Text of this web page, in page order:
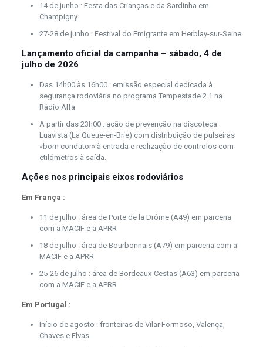
14 de junho : Festa das Crianças e da Sardinha em
Champigny
27-28 de junho : Festival do Emigrante em Herblay-sur-Seine
Lançamento oficial da campanha – sábado, 4 de
julho de 2026
Das 14h00 às 16h00 : emissão especial dedicada à
segurança rodoviária no programa Tempestade 2.1 na
Rádio Alfa
A partir das 23h00 : ação de prevenção na discoteca
Luavista (La Queue-en-Brie) com distribuição de pulseiras
«bom condutor» à entrada e realização de controlos com
etilómetros à saída.
Ações nos principais eixos rodoviários
Em França :
11 de julho : área de Porte de la Drôme (A49) em parceria
com a MACIF e a APRR
18 de julho : área de Bourbonnais (A79) em parceria com a
MACIF e a APRR
25-26 de julho : área de Bordeaux-Cestas (A63) em parceria
com a MACIF e a APRR
Em Portugal :
Início de agosto : fronteiras de Vilar Formoso, Valença,
Chaves e Elvas